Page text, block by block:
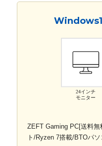
24インチ
モニター
ZEFT Gaming PC[送料
ト/Ryzen 7搭載/BTOパ